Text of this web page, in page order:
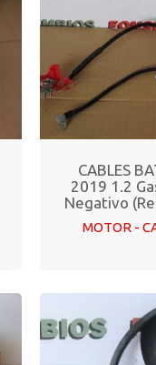
CABLES
2019 1.2
Negativo
MOTOR -